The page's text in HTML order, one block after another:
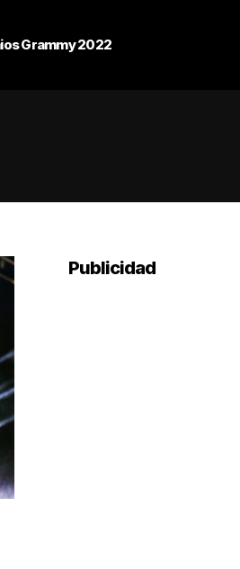
Grammy 2022
Publicidad